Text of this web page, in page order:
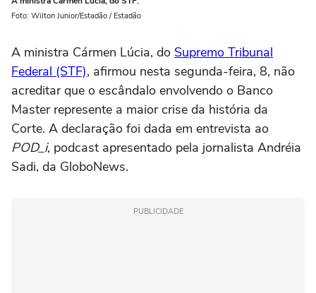
Foto: Wilton Junior/Estadão / Estadão
A ministra Cármen Lúcia, do Supremo Tribunal
Federal (STF), afirmou nesta segunda-feira, 8, não
acreditar que o escândalo envolvendo o Banco
Master represente a maior crise da história da
Corte. A declaração foi dada em entrevista ao
POD_i, podcast apresentado pela jornalista Andréia
Sadi, da GloboNews.
PUBLICIDADE